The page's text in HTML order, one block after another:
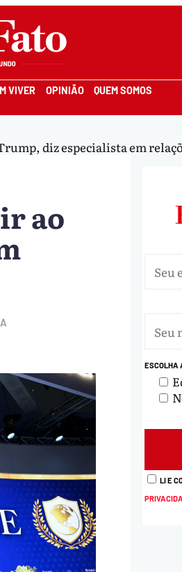
VIVER OPINIÃO QUEM SOMOS
diz especialista em
ao
ESCOLHA
LI E